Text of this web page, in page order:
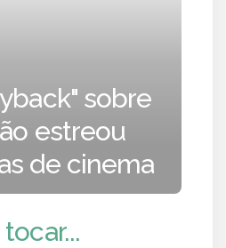
sobre
estreou
de cinema